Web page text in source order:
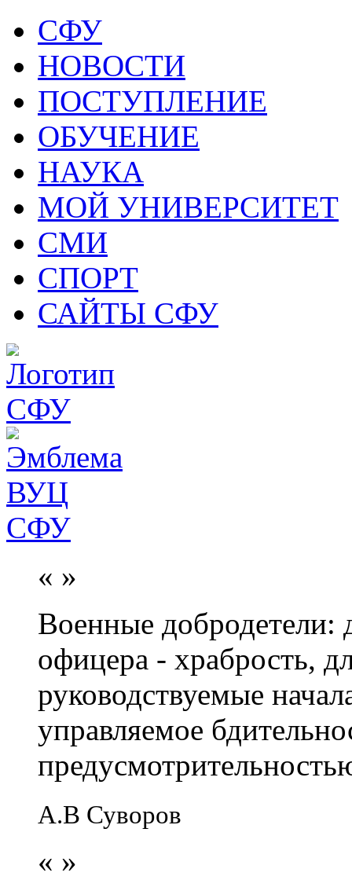
СФУ
НОВОСТИ
ПОСТУПЛЕНИЕ
ОБУЧЕНИЕ
НАУКА
МОЙ УНИВЕРСИТЕТ
СМИ
СПОРТ
САЙТЫ СФУ
« »
Военные добродетели:
офицера - храбрость,
руководствуемые
управляемое
А.В Суворов
« »